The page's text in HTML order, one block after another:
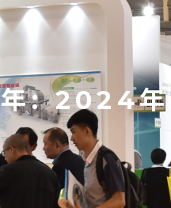
年: 2024年